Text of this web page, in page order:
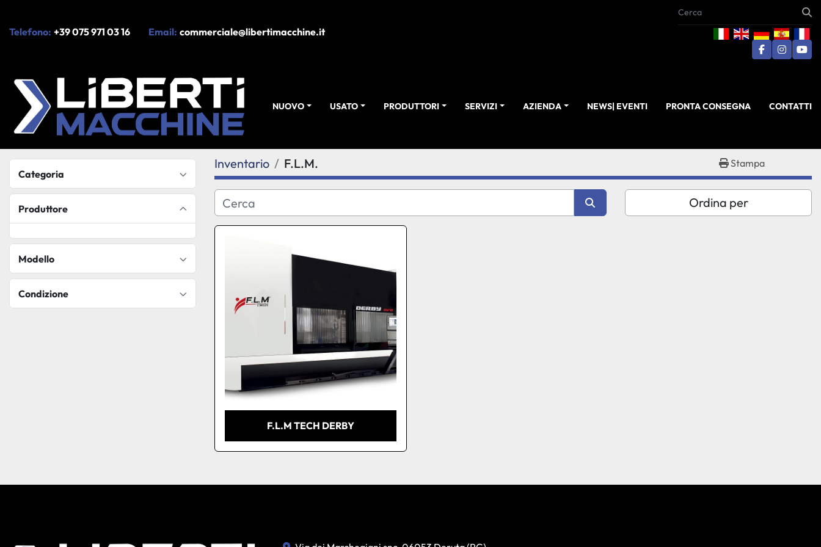
Telefono: +39 075 971 03 16 Email: commerciale@libertimacchine.it
facebook
NUOVO USATO NEWS| EVENTI
PRODUTTORI SERVIZI PRONTA CONSEGNA
AZIENDA CONTATTI
Categoria
Produttore
Modello
Condizione
Inventario F.L.M. Stampa
Ordina per
F.L.M TECH DERBY